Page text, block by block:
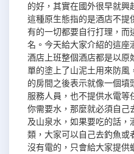
的好，其實在國外很早就興
這種原生態指的是酒店不提
有的一切都要自行打理，而
名。今天給大家介紹的這座
酒店上班整個酒店都是以原
單的塗上了山泥土用來防風
的房間之後表示就像一個墳
服務人員，也不提供水電
你需要水，那麼就必須自己
及山泉水，如果要吃的話，
類，大家可以自己去釣魚或
沒有電的，只會給大家提供